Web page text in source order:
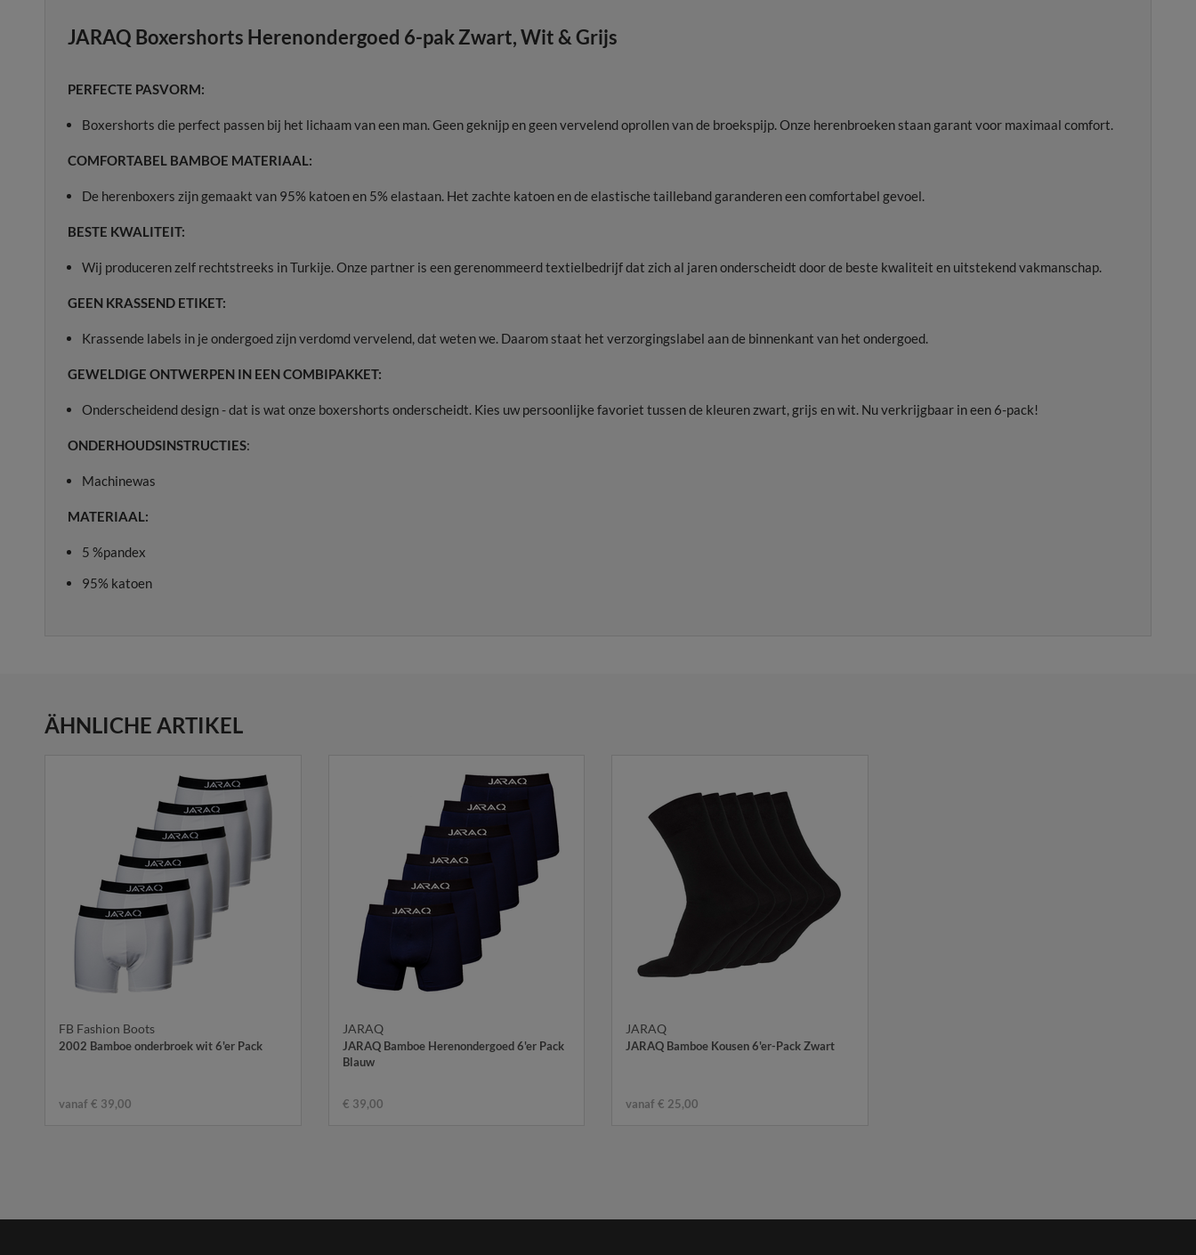
JARAQ Boxershorts Herenondergoed 6-pak Zwart, Wit & Grijs
PERFECTE PASVORM:
Boxershorts die perfect passen bij het lichaam van een man. Geen geknijp en geen vervelend oprollen van de broekspijp. Onze herenbroeken staan garant voor maximaal comfort.
COMFORTABEL BAMBOE MATERIAAL:
De herenboxers zijn gemaakt van 95% katoen en 5% elastaan. Het zachte katoen en de elastische tailleband garanderen een comfortabel gevoel.
BESTE KWALITEIT:
Wij produceren zelf rechtstreeks in Turkije. Onze partner is een gerenommeerd textielbedrijf dat zich al jaren onderscheidt door de beste kwaliteit en uitstekend vakmanschap.
GEEN KRASSEND ETIKET:
Krassende labels in je ondergoed zijn verdomd vervelend, dat weten we. Daarom staat het verzorgingslabel aan de binnenkant van het ondergoed.
GEWELDIGE ONTWERPEN IN EEN COMBIPAKKET:
Onderscheidend design - dat is wat onze boxershorts onderscheidt. Kies uw persoonlijke favoriet tussen de kleuren zwart, grijs en wit. Nu verkrijgbaar in een 6-pack!
ONDERHOUDSINSTRUCTIES:
Machinewas
MATERIAAL:
5 %pandex
95% katoen
ÄHNLICHE ARTIKEL
FB Fashion Boots
2002 Bamboe onderbroek wit 6'er Pack
vanaf € 39,00
JARAQ
JARAQ Bamboe Herenondergoed 6'er Pack
Blauw
€ 39,00
JARAQ
JARAQ Bamboe Kousen 6'er-Pack Zwart
vanaf € 25,00